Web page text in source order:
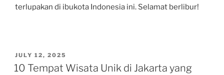
terlupakan di ibukota Indonesia ini. Selamat berlibur!
POSTED
ON
JULY 12, 2025
10 Tempat Wisata Unik di Jakarta yang